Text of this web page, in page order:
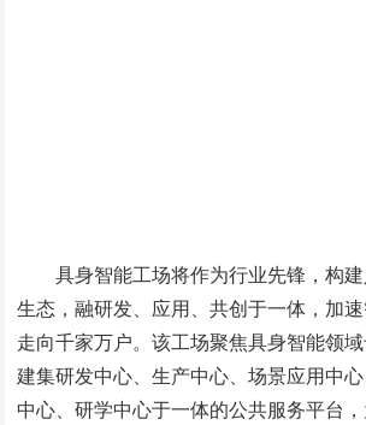
具身智能工场将作为行业先锋，构
生态，融研发、应用、共创于一体，加
走向千家万户。该工场聚焦具身智能领
建集研发中心、生产中心、场景应用中
中心、研学中心于一体的公共服务平台